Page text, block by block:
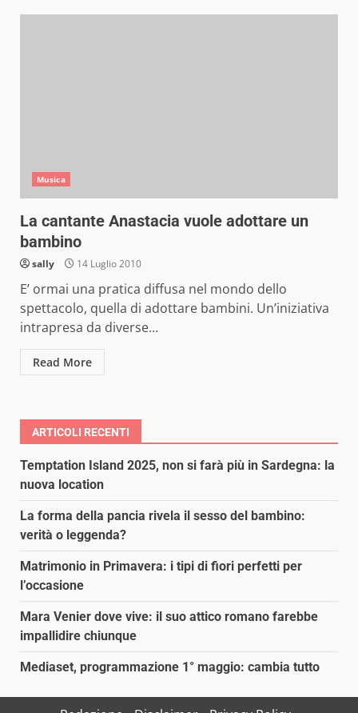
Musica
La cantante Anastacia vuole adottare un
bambino
sally 14 Luglio 2010
E’ ormai una pratica diffusa nel mondo dello
spettacolo, quella di adottare bambini. Un’iniziativa
intrapresa da diverse...
Read More
ARTICOLI RECENTI
Temptation Island 2025, non si farà più in Sardegna: la
nuova location
La forma della pancia rivela il sesso del bambino:
verità o leggenda?
Matrimonio in Primavera: i tipi di fiori perfetti per
l’occasione
Mara Venier dove vive: il suo attico romano farebbe
impallidire chiunque
Mediaset, programmazione 1° maggio: cambia tutto